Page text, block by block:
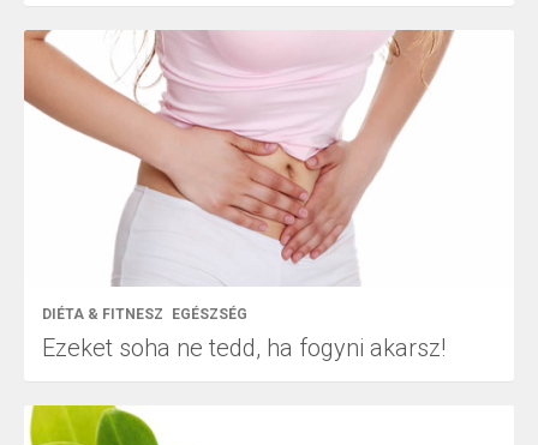
DIÉTA & FITNESZ EGÉSZSÉG
Ezeket soha ne tedd, ha fogyni akarsz!